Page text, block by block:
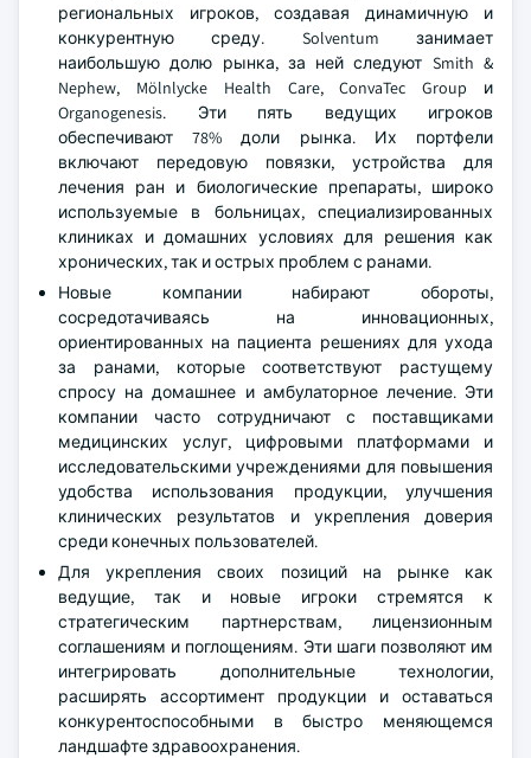
региональных игроков, создавая динамичную и
конкурентную среду. Solventum занимает
наибольшую долю рынка, за ней следуют Smith &
Nephew, Mölnlycke Health Care, ConvaTec Group и
Organogenesis. Эти пять ведущих игроков
обеспечивают 78% доли рынка. Их портфели
включают передовую повязки, устройства для
лечения ран и биологические препараты, широко
используемые в больницах, специализированных
клиниках и домашних условиях для решения как
хронических, так и острых проблем с ранами.
Новые компании набирают обороты,
сосредотачиваясь на инновационных,
ориентированных на пациента решениях для ухода
за ранами, которые соответствуют растущему
спросу на домашнее и амбулаторное лечение. Эти
компании часто сотрудничают с поставщиками
медицинских услуг, цифровыми платформами и
исследовательскими учреждениями для повышения
удобства использования продукции, улучшения
клинических результатов и укрепления доверия
среди конечных пользователей.
Для укрепления своих позиций на рынке как
ведущие, так и новые игроки стремятся к
стратегическим партнерствам, лицензионным
соглашениям и поглощениям. Эти шаги позволяют им
интегрировать дополнительные технологии,
расширять ассортимент продукции и оставаться
конкурентоспособными в быстро меняющемся
ландшафте здравоохранения.